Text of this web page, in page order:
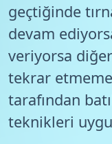
geçtiğinde
devam
veriyorsa
tekrar
tarafından
teknikleri